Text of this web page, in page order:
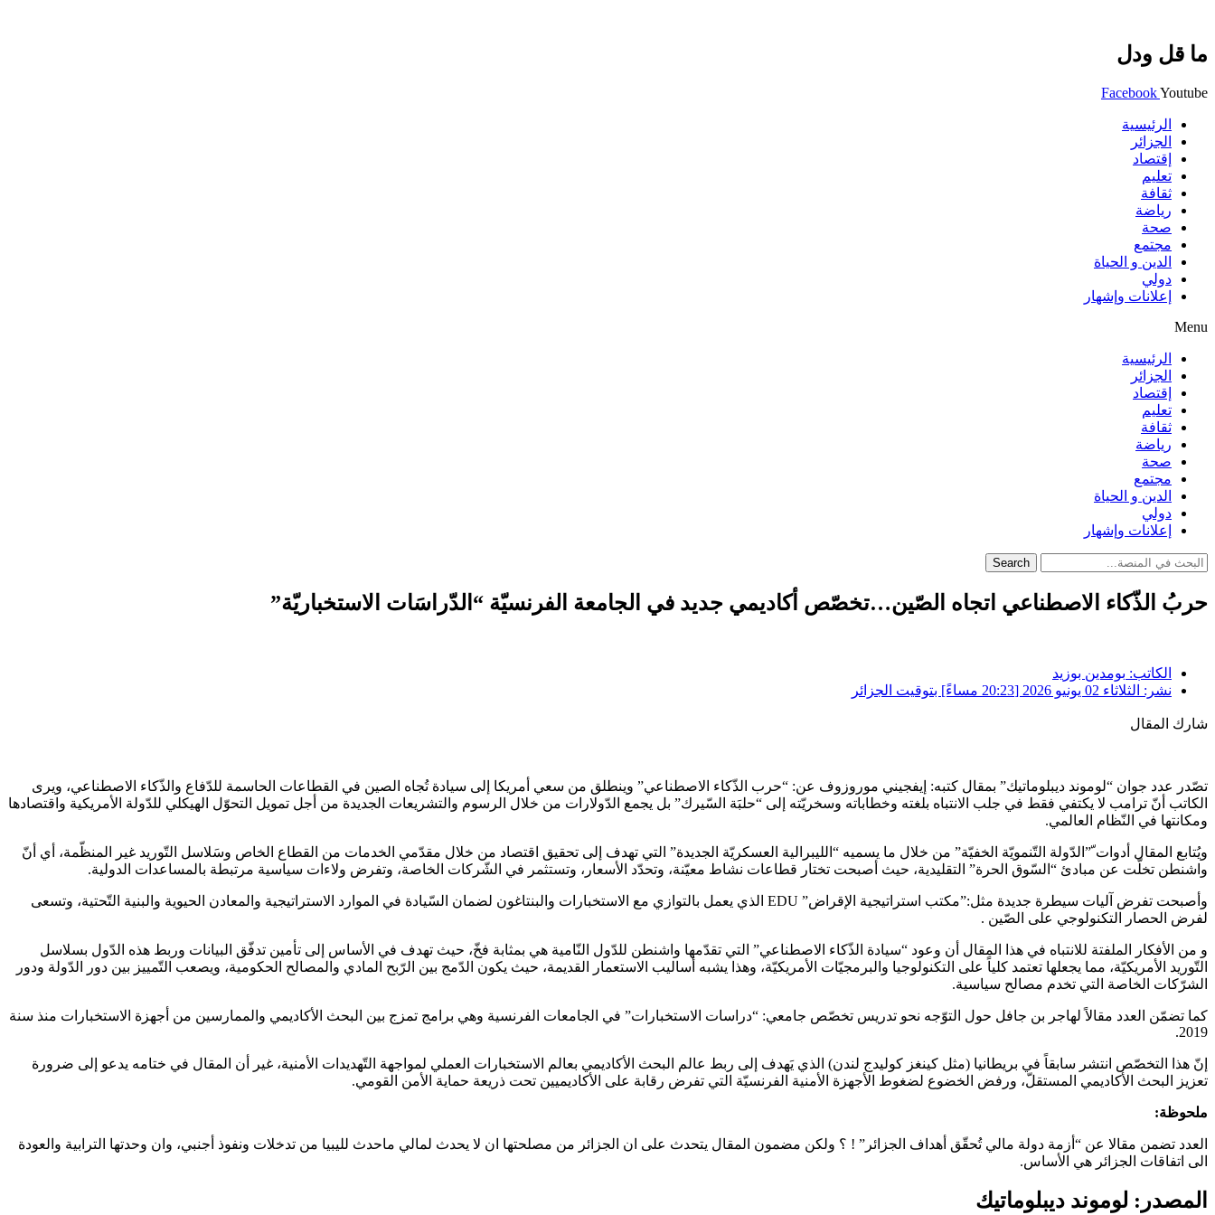
ما قل ودل
FacebookYoutube
الرئيسية
الجزائر
إقتصاد
تعليم
ثقافة
رياضة
صحة
مجتمع
الدين و الحياة
دولي
إعلانات وإشهار
Menu
الرئيسية
الجزائر
إقتصاد
تعليم
ثقافة
رياضة
صحة
مجتمع
الدين و الحياة
دولي
إعلانات وإشهار
Search
حربُ الذّكاء الاصطناعي اتجاه الصّين…تخصّص أكاديمي جديد في الجامعة الفرنسيّة “الدّراسَات الاستخباريّة”
الكاتب: بومدين بوزيد
نشر: الثلاثاء 02 يونيو 2026 [20:23 مساءً] بتوقيت الجزائر
شارك المقال
تصّدر عدد جوان “لوموند ديبلوماتيك” بمقال كتبه: إيفجيني موروزوف عن: “حرب الذّكاء الاصطناعي” وينطلق من سعي أمريكا إلى سيادة تُجاه الصين في القطاعات الحاسمة للدّفاع والذّكاء الاصطناعي، ويرى
الكاتب أنّ ترامب لا يكتفي فقط في جلب الانتباه بلغته وخطاباته وسخريّته إلى “حلبَة السّيرك” بل يجمع الدّولارات من خلال الرسوم والتشريعات الجديدة من أجل تمويل التحوّل الهيكلي للدّولة الأمريكية واقتصادها
ومكانتها في النّظام العالمي.
ويُتابع المقال أدوات ّ”الدّولة التّنمويّة الخفيّة” من خلال ما يسميه “الليبرالية العسكريّة الجديدة” التي تهدف إلى تحقيق اقتصاد من خلال مقدّمي الخدمات من القطاع الخاص وسَلاسل التّوريد غير المنظّمة، أي أنّ
واشنطن تخلّت عن مبادئ “السّوق الحرة” التقليدية، حيث أصبحت تختار قطاعات نشاط معيّنة، وتحدّد الأسعار، وتستثمر في الشّركات الخاصة، وتفرض ولاءات سياسية مرتبطة بالمساعدات الدولية.
وأصبحت تفرض آليات سيطرة جديدة مثل:”مكتب استراتيجية الإقراض” EDU الذي يعمل بالتوازي مع الاستخبارات والبنتاغون لضمان السّيادة في الموارد الاستراتيجية والمعادن الحيوية والبنية التّحتية، وتسعى
لفرض الحصار التكنولوجي على الصّين .
و من الأفكار الملفتة للانتباه في هذا المقال أن وعود “سيادة الذّكاء الاصطناعي” التي تقدّمها واشنطن للدّول النّامية هي بمثابة فخّ، حيث تهدف في الأساس إلى تأمين تدفّق البيانات وربط هذه الدّول بسلاسل
التّوريد الأمريكيّة، مما يجعلها تعتمد كلياً على التكنولوجيا والبرمجيّات الأمريكيّة، وهذا يشبه أساليب الاستعمار القديمة، حيث يكون الدّمج بين الرّبح المادي والمصالح الحكومية، ويصعب التّمييز بين دور الدّولة ودور
الشرّكات الخاصة التي تخدم مصالح سياسية.
كما تضمّن العدد مقالاً لهاجر بن جافل حول التوّجه نحو تدريس تخصّص جامعي: “دراسات الاستخبارات” في الجامعات الفرنسية وهي برامج تمزج بين البحث الأكاديمي والممارسين من أجهزة الاستخبارات منذ سنة
2019.
إنّ هذا التخصّص انتشر سابقاً في بريطانيا (مثل كينغز كوليدج لندن) الذي يَهدف إلى ربط عالم البحث الأكاديمي بعالم الاستخبارات العملي لمواجهة التّهديدات الأمنية، غير أن المقال في ختامه يدعو إلى ضرورة
تعزيز البحث الأكاديمي المستقلّ، ورفض الخضوع لضغوط الأجهزة الأمنية الفرنسيّة التي تفرض رقابة على الأكاديميين تحت ذريعة حماية الأمن القومي.
ملحوظة:
العدد تضمن مقالا عن “أزمة دولة مالي تُحقّق أهداف الجزائر” ! ؟ ولكن مضمون المقال يتحدث على ان الجزائر من مصلحتها ان لا يحدث لمالي ماحدث لليبيا من تدخلات ونفوذ أجنبي، وان وحدتها الترابية والعودة
الى اتفاقات الجزائر هي الأساس.
المصدر: لوموند ديبلوماتيك